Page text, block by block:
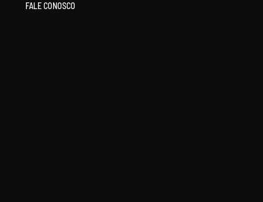
FALE CONOSCO